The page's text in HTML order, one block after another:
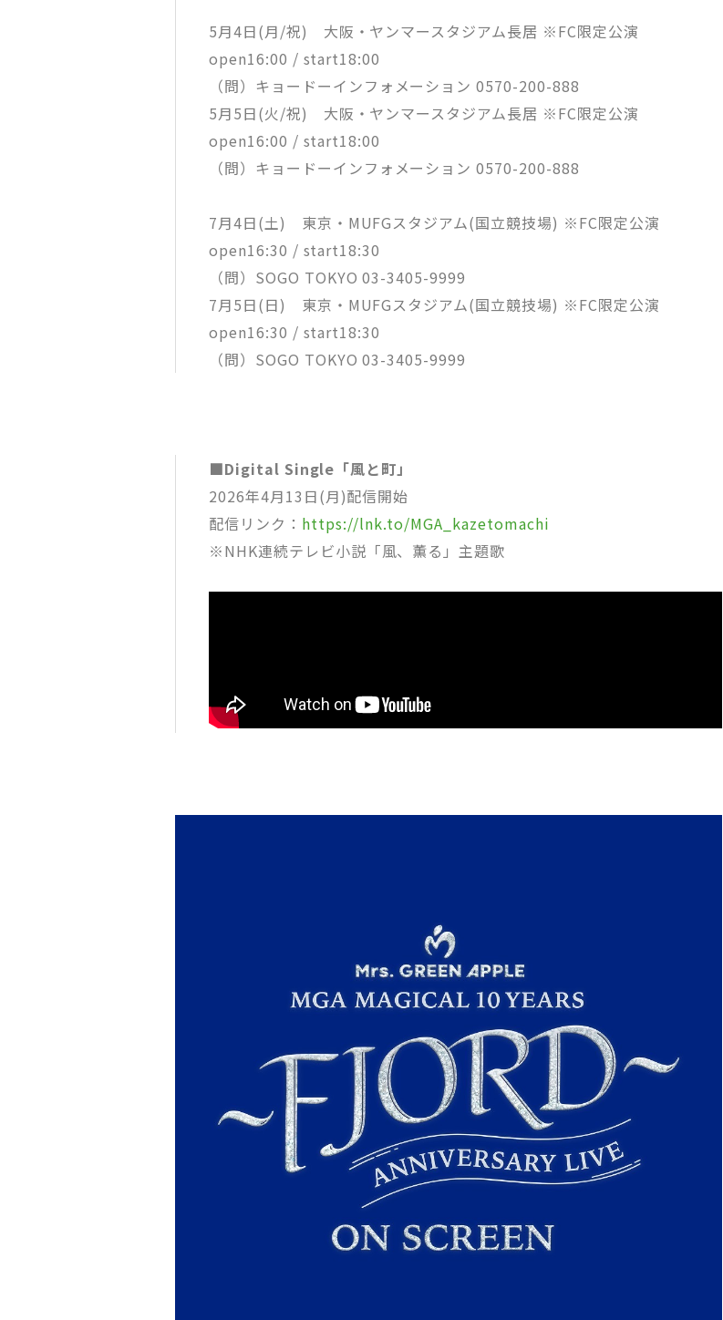
5月4日(月/祝) 大阪・ヤンマースタジアム長居 ※FC限定公演
open16:00 / start18:00
（問）キョードーインフォメーション 0570-200-888
5月5日(火/祝) 大阪・ヤンマースタジアム長居 ※FC限定公演
open16:00 / start18:00
（問）キョードーインフォメーション 0570-200-888
7月4日(土) 東京・MUFGスタジアム(国立競技場) ※FC限定公演
open16:30 / start18:30
（問）SOGO TOKYO 03-3405-9999
7月5日(日) 東京・MUFGスタジアム(国立競技場) ※FC限定公演
open16:30 / start18:30
（問）SOGO TOKYO 03-3405-9999
■Digital Single「風と町」
2026年4月13日(月)配信開始
配信リンク： https://lnk.to/MGA_kazetomachi
※NHK連続テレビ小説「風、薫る」主題歌